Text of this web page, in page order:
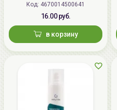
Код: 4670014500641
16.00 руб.
в корзину